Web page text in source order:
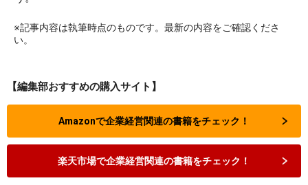
※記事内容は執筆時点のものです。最新の内容をご確認くださ
い。
【編集部おすすめの購入サイト】
Amazonで企業経営関連の書籍をチェック！
楽天市場で企業経営関連の書籍をチェック！